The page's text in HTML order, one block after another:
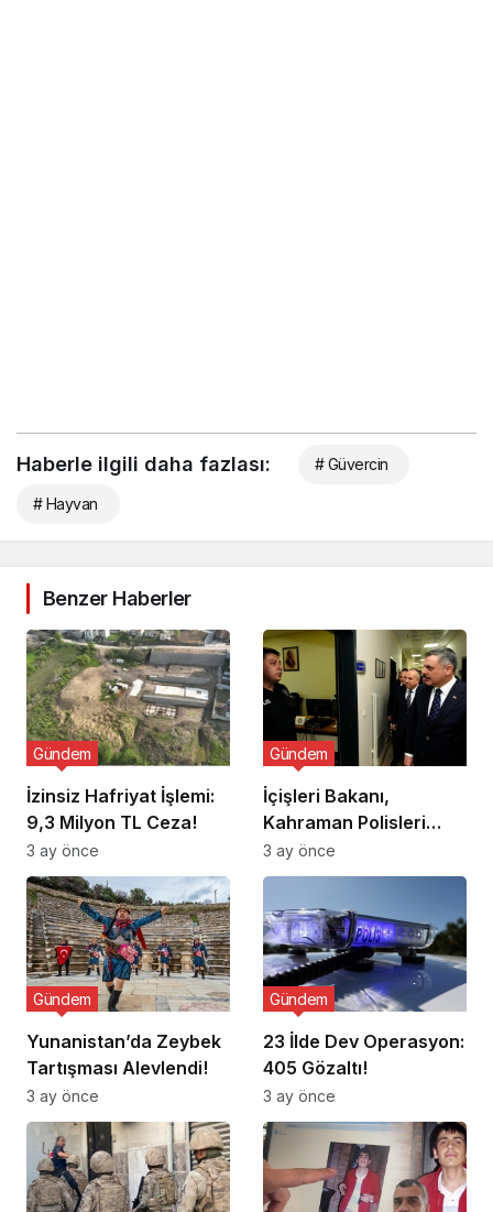
Haberle ilgili daha fazlası: # Güvercin
# Hayvan
Benzer Haberler
İzinsiz Hafriyat İşlemi:
9,3 Milyon TL Ceza!
Gündem
3 ay önce
İçişleri Bakanı,
Kahraman Polisleri
Ziyaret Etti
Gündem
3 ay önce
Yunanistan’da Zeybek
Tartışması Alevlendi!
Gündem
3 ay önce
23 İlde Dev Operasyon:
405 Gözaltı!
Gündem
3 ay önce